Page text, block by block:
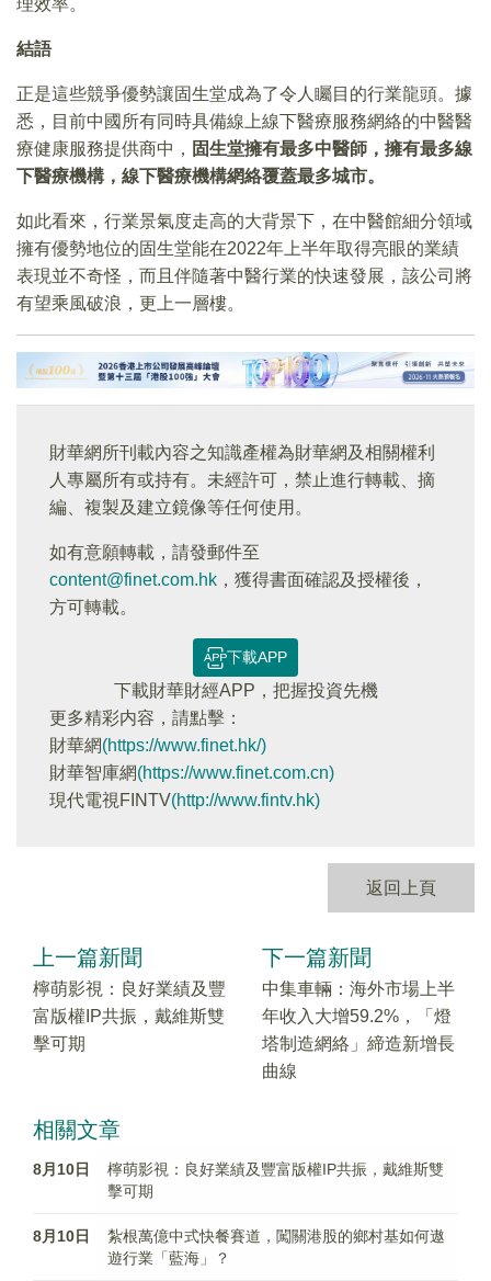
理效率。
結語
正是這些競爭優勢讓固生堂成為了令人矚目的行業龍頭。據
悉，目前中國所有同時具備線上線下醫療服務網絡的中醫醫
療健康服務提供商中， 固生堂擁有最多中醫師，擁有最多線
下醫療機構，線下醫療機構網絡覆蓋最多城市。
如此看來，行業景氣度走高的大背景下，在中醫館細分領域
擁有優勢地位的固生堂能在2022年上半年取得亮眼的業績
表現並不奇怪，而且伴隨著中醫行業的快速發展，該公司將
有望乘風破浪，更上一層樓。
財華網所刊載內容之知識產權為財華網及相關權利
人專屬所有或持有。未經許可，禁止進行轉載、摘
編、複製及建立鏡像等任何使用。
如有意願轉載，請發郵件至
content@finet.com.hk ，獲得書面確認及授權後，
方可轉載。
下載APP
下載財華財經APP，把握投資先機
更多精彩内容，請點擊：
財華網(https://www.finet.hk/)
財華智庫網(https://www.finet.com.cn)
現代電視FINTV(http://www.fintv.hk)
返回上頁
上一篇新聞
檸萌影視：良好業績及豐
富版權IP共振，戴維斯雙
擊可期
下一篇新聞
中集車輛：海外市場上半
年收入大增59.2%，「燈
塔制造網絡」締造新增長
曲線
相關文章
8月10日
檸萌影視：良好業績及豐富版權IP共振，戴維斯雙
擊可期
8月10日
紮根萬億中式快餐賽道，闖關港股的鄉村基如何遨
遊行業「藍海」？